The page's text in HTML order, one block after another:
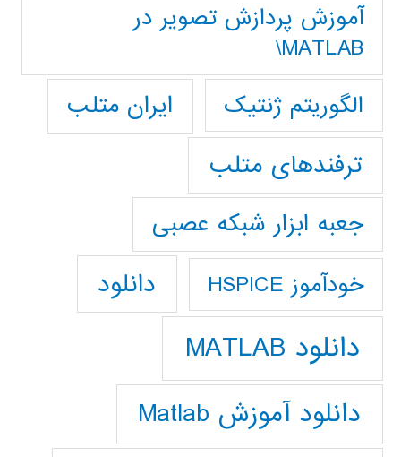
آموزش پردازش تصوير در
MATLAB\
الگوریتم ژنتیک
ایران متلب
ترفندهای متلب
جعبه ابزار شبکه عصبی
خودآموز HSPICE دانلود
دانلود MATLAB
دانلود آموزش Matlab